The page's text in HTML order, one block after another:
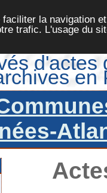
la navigation
trafic. L'usage du
d'actes
en